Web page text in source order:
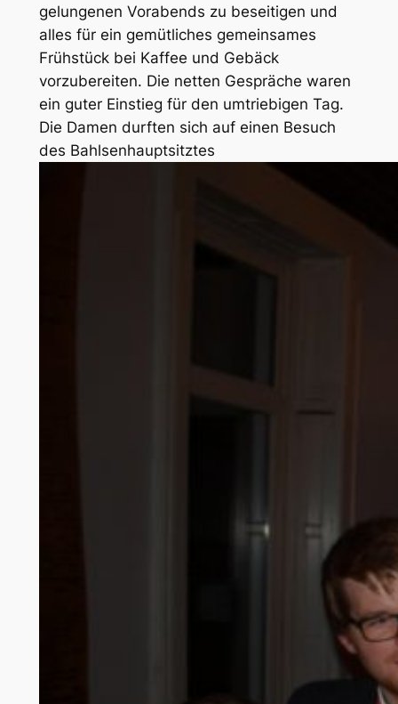
gelungenen Vorabends zu beseitigen und
alles für ein gemütliches gemeinsames
Frühstück bei Kaffee und Gebäck
vorzubereiten. Die netten Gespräche waren
ein guter Einstieg für den umtriebigen Tag.
Die Damen durften sich auf einen Besuch
des Bahlsenhauptsitztes